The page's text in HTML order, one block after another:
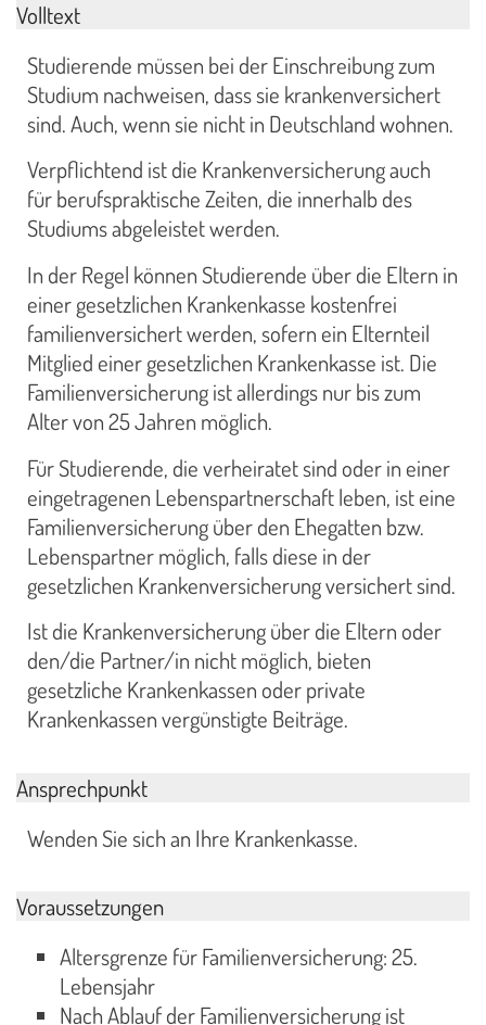
Volltext
Studierende müssen bei der Einschreibung zum
Studium nachweisen, dass sie krankenversichert
sind. Auch, wenn sie nicht in Deutschland wohnen.
Verpflichtend ist die Krankenversicherung auch
für berufspraktische Zeiten, die innerhalb des
Studiums abgeleistet werden.
In der Regel können Studierende über die Eltern in
einer gesetzlichen Krankenkasse kostenfrei
familienversichert werden, sofern ein Elternteil
Mitglied einer gesetzlichen Krankenkasse ist. Die
Familienversicherung ist allerdings nur bis zum
Alter von 25 Jahren möglich.
Für Studierende, die verheiratet sind oder in einer
eingetragenen Lebenspartnerschaft leben, ist eine
Familienversicherung über den Ehegatten bzw.
Lebenspartner möglich, falls diese in der
gesetzlichen Krankenversicherung versichert sind.
Ist die Krankenversicherung über die Eltern oder
den/die Partner/in nicht möglich, bieten
gesetzliche Krankenkassen oder private
Krankenkassen vergünstigte Beiträge.
Ansprechpunkt
Wenden Sie sich an Ihre Krankenkasse.
Voraussetzungen
Altersgrenze für Familienversicherung: 25.
Lebensjahr
Nach Ablauf der Familienversicherung ist